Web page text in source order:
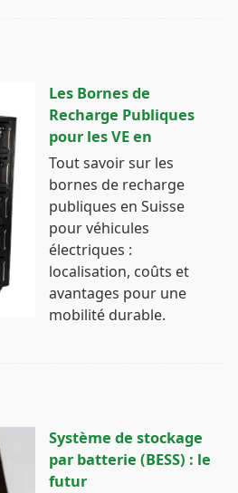
Les Bornes de
Recharge Publiques
pour les VE en
Tout savoir sur les
bornes de recharge
publiques en Suisse
pour véhicules
électriques :
localisation, coûts et
avantages pour une
mobilité durable.
Système de stockage
par batterie (BESS) : le
futur